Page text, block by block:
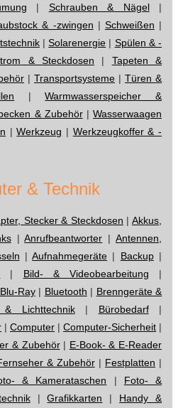
| Schrauben & Nägel|
& -zwingen | Schweißen |
|Solarenergie | Spülen & -
& Steckdosen | Tapeten &
| Transportsysteme | Türen &
|Warmwasserspeicher &
& Zubehör|Wasserwaagen
|Werkzeug | Werkzeugkoffer & -
& Technik
Stecker & Steckdosen |Akkus,
|Anrufbeantworter |Antennen,
|Aufnahmegeräte | Backup|
| Bild- & Videobearbeitung |
Blu-Ray| Bluetooth | Brenngeräte &
& Lichttechnik| Bürobedarf|
| Computer | Computer-Sicherheit |
& Zubehör| E-Book- & E-Reader
& Zubehör| Festplatten |
& Kamerataschen | Foto- &
|Grafikkarten | Handy &